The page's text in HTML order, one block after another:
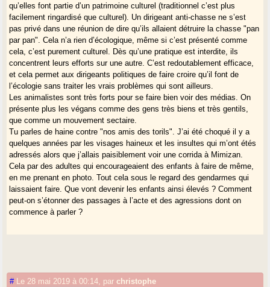
qu’elles font partie d’un patrimoine culturel (traditionnel c’est plus
facilement ringardisé que culturel). Un dirigeant anti-chasse ne s’est
pas privé dans une réunion de dire qu’ils allaient détruire la chasse "pan
par pan". Cela n’a rien d’écologique, même si c’est présenté comme
cela, c’est purement culturel. Dès qu’une pratique est interdite, ils
concentrent leurs efforts sur une autre. C’est redoutablement efficace,
et cela permet aux dirigeants politiques de faire croire qu’il font de
l’écologie sans traiter les vrais problèmes qui sont ailleurs.
Les animalistes sont très forts pour se faire bien voir des médias. On
présente plus les végans comme des gens très biens et très gentils,
que comme un mouvement sectaire.
Tu parles de haine contre "nos amis des torils". J’ai été choqué il y a
quelques années par les visages haineux et les insultes qui m’ont étés
adressés alors que j’allais paisiblement voir une corrida à Mimizan.
Cela par des adultes qui encourageaient des enfants à faire de même,
en me prenant en photo. Tout cela sous le regard des gendarmes qui
laissaient faire. Que vont devenir les enfants ainsi élevés ? Comment
peut-on s’étonner des passages à l’acte et des agressions dont on
commence à parler ?
# Le 28 mai 2019 à 00:14 parchristophe